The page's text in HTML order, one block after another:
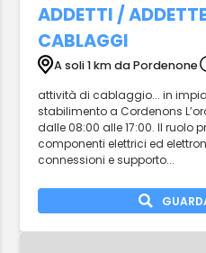
ADDETTI /
CABLAGGI
A soli 1 km da Pordenone
attività di cablaggio... in
stabilimento a Cordenons
dalle 08:00 alle 17:00. Il ruolo
componenti elettrici ed
connessioni e supporto...